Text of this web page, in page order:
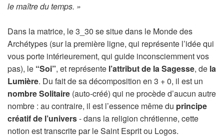
le maître du temps. »
Dans la matrice, le 3_30 se situe dans le Monde des
Archétypes (sur la première ligne, qui représente l’idée qui
vous porte intérieurement, qui guide inconsciemment vos
pas), le “Soi”, et représente l’attribut de la Sagesse, de la
Lumière. Du fait de sa décomposition en 3 + 0, il est un
nombre Solitaire (auto-créé) qui ne procède d’aucun autre
nombre : au contraire, il est l’essence même du principe
créatif de l’univers- dans la religion chrétienne, cette
notion est transcrite par le Saint Esprit ou Logos.